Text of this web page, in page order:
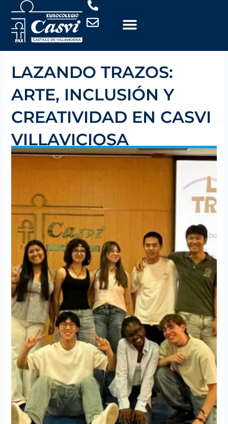
contenido
LAZANDO TRAZOS:
ARTE, INCLUSIÓN Y
CREATIVIDAD EN CASVI
VILLAVICIOSA